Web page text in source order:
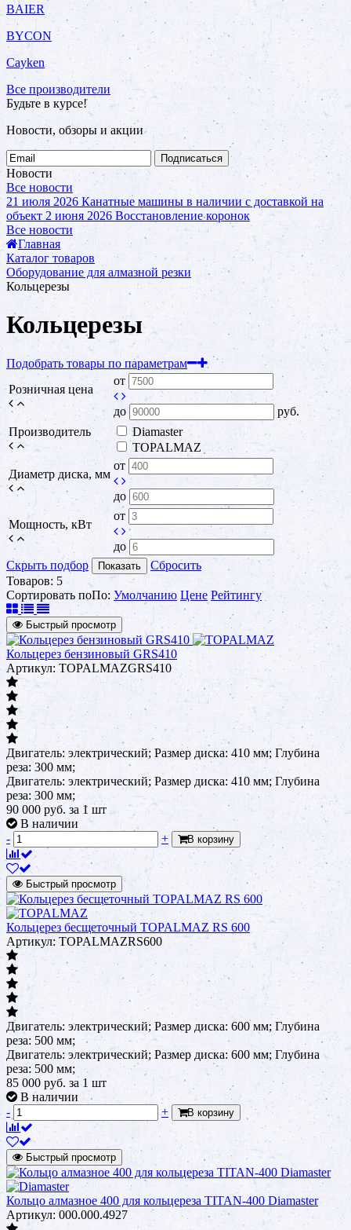
BAIER
BYCON
Cayken
Все производители
Будьте в курсе!
Новости, обзоры и акции
Подписаться
Новости
Все новости
21 июля 2026 Канатные машины в наличии с доставкой на
объект 2 июня 2026 Восстановление коронок
Все новости
Главная
Каталог товаров
Оборудование для алмазной резки
Кольцерезы
Кольцерезы
Подобрать товары по параметрам
Розничная цена
от
до
руб.
Производитель
Diamaster
TOPALMAZ
Диаметр диска, мм
от
до
Мощность, кВт
от
до
Скрыть подбор
Показать
Сбросить
Товаров: 5
Сортировать поПо: Умолчанию Цене Рейтингу
Быстрый просмотр
Кольцерез бензиновый GRS410
Артикул: TOPALMAZGRS410
Двигатель: электрический; Размер диска: 410 мм; Глубина
реза: 300 мм;
Двигатель: электрический; Размер диска: 410 мм; Глубина
реза: 300 мм;
90 000 руб. за 1 шт
В наличии
-
+ В корзину
Быстрый просмотр
Кольцерез бесщеточный TOPALMAZ RS 600
Артикул: TOPALMAZRS600
Двигатель: электрический; Размер диска: 600 мм; Глубина
реза: 500 мм;
Двигатель: электрический; Размер диска: 600 мм; Глубина
реза: 500 мм;
85 000 руб. за 1 шт
В наличии
-
+ В корзину
Быстрый просмотр
Кольцо алмазное 400 для кольцереза TITAN-400 Diamaster
Артикул: 000.000.4927